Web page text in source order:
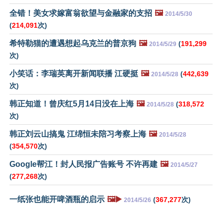
全错！美女求嫁富翁欲望与金融家的支招 🖼️ 2014/5/30
(214,091次)
希特勒猫的遭遇想起乌克兰的普京狗 🖼️ 2014/5/29 (191,299
次)
小笑话：李瑞英离开新闻联播 江硬挺 🖼️ 2014/5/28 (442,639
次)
韩正知道！曾庆红5月14日没在上海 🖼️ 2014/5/28 (318,572
次)
韩正刘云山搞鬼 江绵恒未陪习考察上海 🖼️ 2014/5/28
(354,570次)
Google帮江！封人民报广告账号 不许再建 🖼️ 2014/5/27
(277,268次)
一纸张也能开啤酒瓶的启示 🖼️▶️ 2014/5/26 (367,277次)